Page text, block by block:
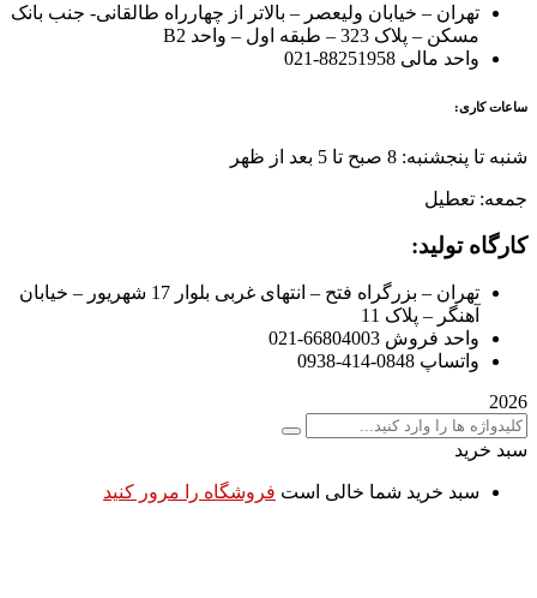
تهران – خیابان ولیعصر – بالاتر از چهارراه طالقانی- جنب بانک
مسکن – پلاک 323 – طبقه اول – واحد B2
واحد مالی 88251958-021
ساعات کاری:
شنبه تا پنجشنبه: 8 صبح تا 5 بعد از ظهر
جمعه: تعطیل
کارگاه تولید:
تهران – بزرگراه فتح – انتهای غربی بلوار 17 شهریور – خیابان
آهنگر – پلاک 11
واحد فروش 66804003-021
واتساپ 0848-414-0938
2026
سبد خرید
سبد خرید شما خالی است فروشگاه را مرور کنید